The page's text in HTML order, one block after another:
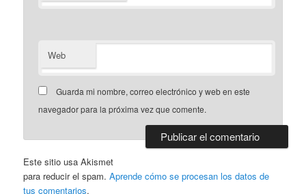
Web
Guarda mi nombre, correo electrónico y web en este
navegador para la próxima vez que comente.
Este sitio usa Akismet
para reducir el spam.Aprende cómo se procesan los datos de
tus comentarios.